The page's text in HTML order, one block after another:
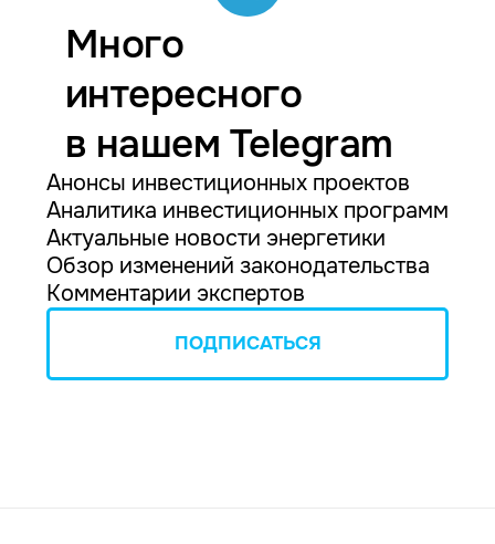
Много
интересного
в нашем Telegram
Анонсы инвестиционных проектов
Аналитика инвестиционных программ
Актуальные новости энергетики
Обзор изменений законодательства
Комментарии экспертов
ПОДПИСАТЬСЯ